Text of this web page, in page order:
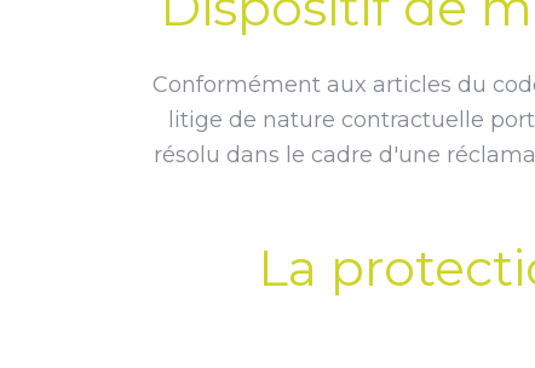
Conformément aux articles du
litige de nature contractuelle
résolu dans le cadre d'une
La